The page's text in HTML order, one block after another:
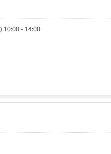
10:00 - 14:00